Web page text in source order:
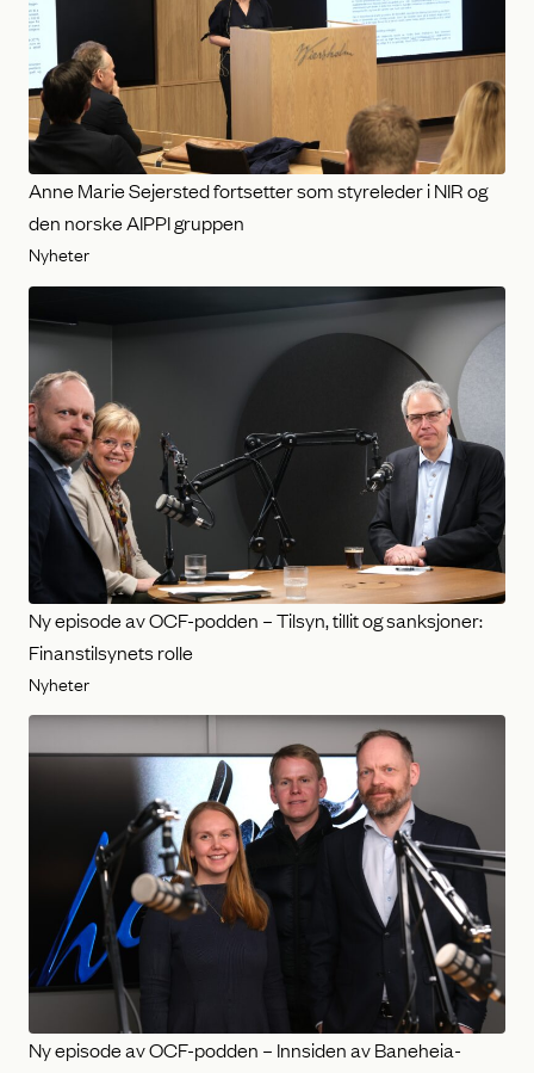
Anne Marie Sejersted fortsetter som styreleder i NIR og
den norske AIPPI gruppen
Nyheter
Ny episode av OCF-podden – Tilsyn, tillit og sanksjoner:
Finanstilsynets rolle
Nyheter
Ny episode av OCF-podden – Innsiden av Baneheia-